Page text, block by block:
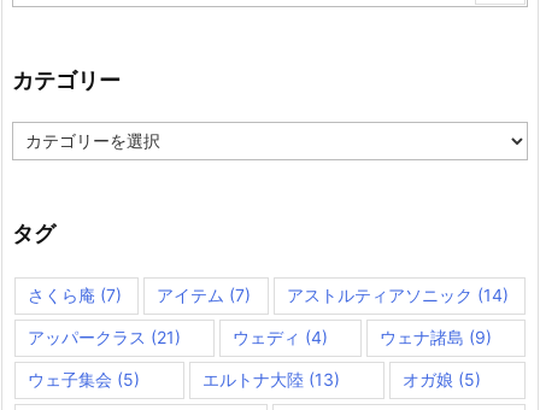
カテゴリー
テ
ー
タグ
さくら庵 (7) アイテム (7) アストルティアソニック (14)
アッパークラス (21) ウェディ (4) ウェナ諸島 (9)
ウェ子集会 (5) エルトナ大陸 (13) オガ娘 (5)